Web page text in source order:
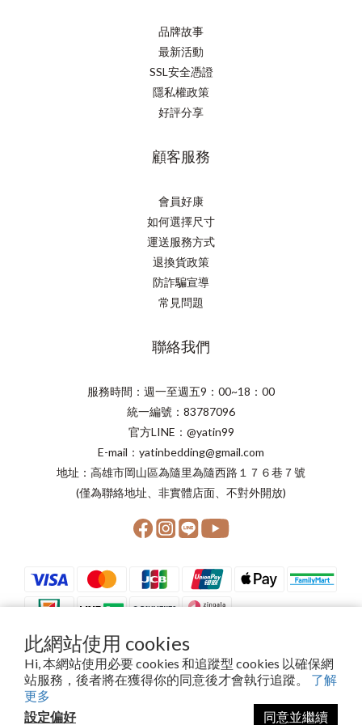
此網站使用 cookies
Hi, 本網站使用必要 cookies 和追蹤型 cookies 以確保網
站服務，後者將在獲得你的同意後才會執行追蹤。 了解
更多
設定偏好
同意並繼續
品牌故事
最新活動
SSL安全憑證
隱私權政策
好評分享
顧客服務
會員好康
如何選擇尺寸
運送服務方式
退換貨政策
防詐騙宣導
常見問題
聯絡我們
服務時間：週一至週五9：00~18：00
統一編號：83787096
官方LINE：@yatin99
E-mail：yatinbedding@gmail.com
地址：高雄市岡山區為隨里為隨西路１７６巷７號
(僅為聯絡地址、非實體店面、不對外開放)
Copyright©2024 晨星寢具有限公司